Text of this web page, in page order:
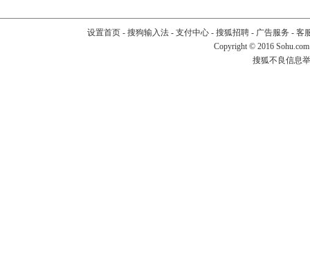
设置首页- 搜狗输入法- 支付中心- 搜狐招聘- 广告服务 - 客
Copyright © 2016
搜狐不良信息